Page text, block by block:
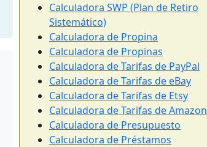
Calculadora SWP (Plan de Retiro
Sistemático)
Calculadora de Propina
Calculadora de Propinas
Calculadora de Tarifas de PayPal
Calculadora de Tarifas de eBay
Calculadora de Tarifas de Etsy
Calculadora de Tarifas de Amazon
Calculadora de Presupuesto
Calculadora de Préstamos